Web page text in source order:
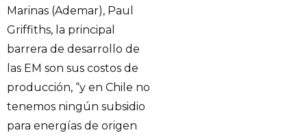
Marinas (Ademar), Paul
Griffiths, la principal
barrera de desarrollo de
las EM son sus costos de
producción, “y en Chile no
tenemos ningún subsidio
para energías de origen